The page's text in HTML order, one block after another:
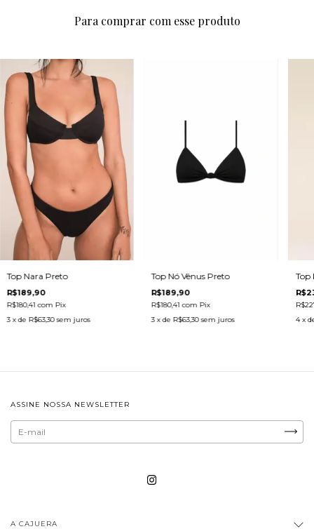
Para comprar com esse produto
Top Nara Preto
R$189,90
R$180,41com Pix
3 x de R$63,30 sem juros
Top Nó Vênus Preto
R$189,90
R$180,41com Pix
3 x de R$63,30 sem juros
Top
4 x
ASSINE NOSSA NEWSLETTER
A CAJUERA